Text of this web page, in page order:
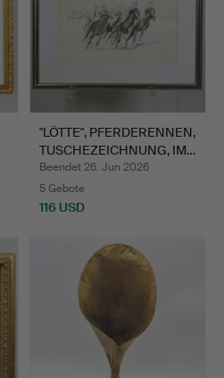
"LÖTTE", PFERDERENNEN,
TUSCHEZEICHNUNG, IM…
Beendet 26. Jun 2026
5 Gebote
116 USD